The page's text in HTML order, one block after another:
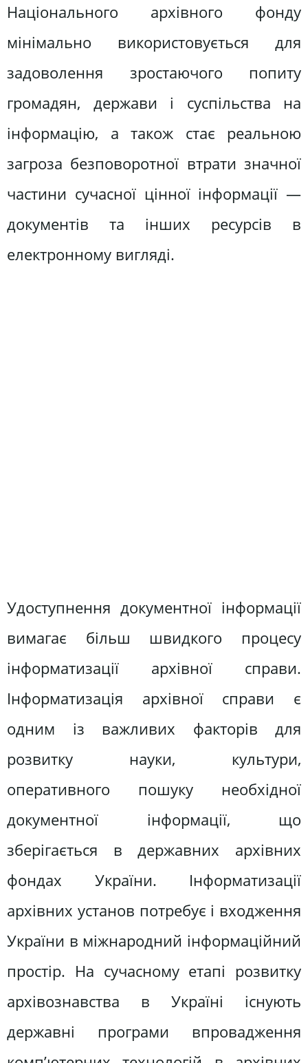
Національного архівного фонду
мінімально використовується для
задоволення зростаючого попиту
громадян, держави і суспільства на
інформацію, а також стає реальною
загроза безповоротної втрати значної
частини сучасної цінної інформації —
документів та інших ресурсів в
електронному вигляді.
Удоступнення документної інформації
вимагає більш швидкого процесу
інформатизації архівної справи.
Інформатизація архівної справи є
одним із важливих факторів для
розвитку науки, культури,
оперативного пошуку необхідної
документної інформації, що
зберігається в державних архівних
фондах України. Інформатизації
архівних установ потребує і входження
України в міжнародний інформаційний
простір. На сучасному етапі розвитку
архівознавства в Україні існують
державні програми впровадження